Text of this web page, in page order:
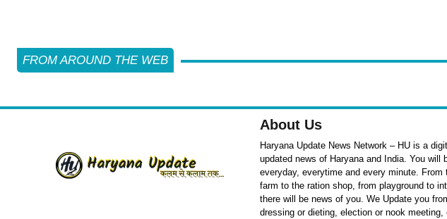
FROM AROUND THE WEB
About Us
Haryana Update News Network – HU is a
updated news of Haryana and India. You
everyday, everytime and every minute.
farm to the ration shop, from playground to
there will be news of you. We Update you
dressing or dieting, election or nook